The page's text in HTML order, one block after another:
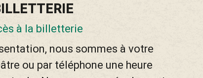
à la billetterie
nous sommes à votre
ou par téléphone une heure